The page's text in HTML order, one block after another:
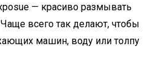
— красиво размывать
всего так делают, чтобы
машин, воду или толпу